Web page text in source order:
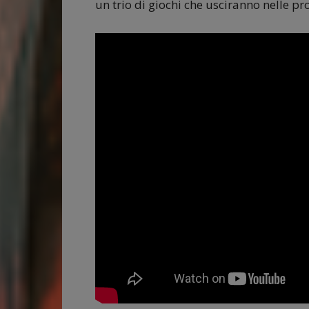
un trio di giochi che usciranno nelle